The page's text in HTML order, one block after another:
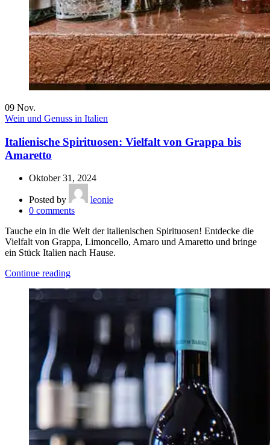
09 Nov.
Wein und Genuss in Italien
Italienische Spirituosen: Vielfalt von Grappa bis
Amaretto
Oktober 31, 2024
Posted by
leonie
0 comments
Tauche ein in die Welt der italienischen Spirituosen! Entdecke die
Vielfalt von Grappa, Limoncello, Amaro und Amaretto und bringe
ein Stück Italien nach Hause.
Continue reading